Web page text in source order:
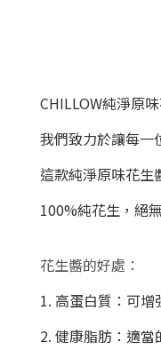
CHILLOW純淨原
我們致力於讓每一
這款純淨原味花生
100%純花生，絕
花生醬的好處：
1. 高蛋白質：可增
2. 健康脂肪：適當